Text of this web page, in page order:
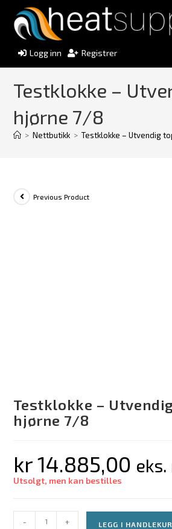
Logg inn Registrer
Testklokke –
hjørne 7/8
> Nettbutikk > Testklokke – Utvendig
Previous Product
Testklokke –
hjørne 7/8
kr14.885,00 eks.
Utsolgt, men kan bestilles
- + LEGG I